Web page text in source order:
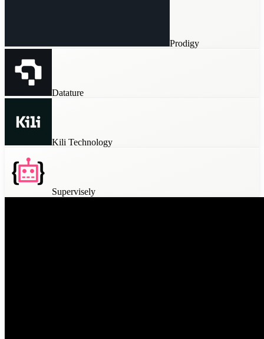
Prodigy
Datature
Kili Technology
Supervisely